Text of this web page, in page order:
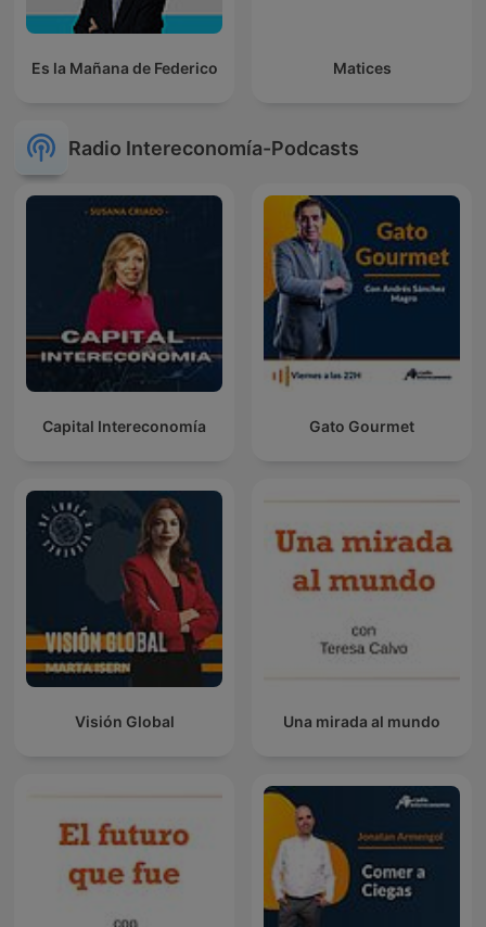
Es la Mañana de Federico Matices
Radio Intereconomía-Podcasts
Capital Intereconomía Gato Gourmet
Visión Global Una mirada al mundo